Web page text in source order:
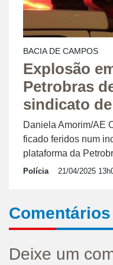
BACIA DE CAMPOS
Explosão
Petrobras
sindicato
Daniela Amorim/AE
ficado feridos num
plataforma da
Polícia 21/04/2025
Comentários
Deixe um